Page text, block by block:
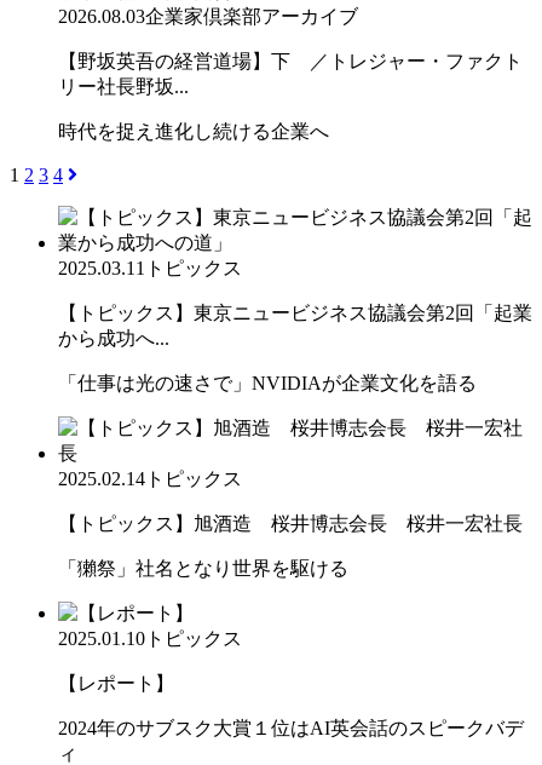
2026.08.03企業家倶楽部アーカイブ
【野坂英吾の経営道場】下 ／トレジャー・ファクト
リー社長野坂...
時代を捉え進化し続ける企業へ
1 2 3 4
2025.03.11 トピックス
【トピックス】東京ニュービジネス協議会第2回「起業
から成功へ...
「仕事は光の速さで」NVIDIAが企業文化を語る
2025.02.14 トピックス
【トピックス】旭酒造 桜井博志会長 桜井一宏社長
「獺祭」社名となり世界を駆ける
2025.01.10 トピックス
【レポート】
2024年のサブスク大賞１位はAI英会話のスピークバデ
ィ